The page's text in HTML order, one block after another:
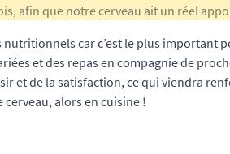
afin que notre cerveau ait un réel
nutritionnels car c’est le plus important
et des repas en compagnie de
et de la satisfaction, ce qui viendra
alors en cuisine !